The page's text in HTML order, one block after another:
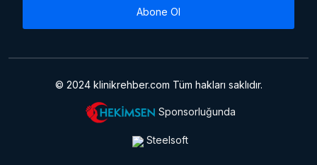
Abone Ol
© 2024 klinikrehber.com Tüm hakları saklıdır.
Sponsorluğunda
Steelsoft